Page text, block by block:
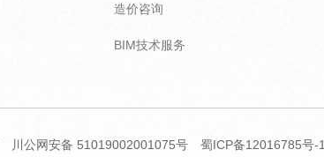
造价咨询
BIM技术服务
川公网安备 51019002001075号
蜀ICP备12016785号-1